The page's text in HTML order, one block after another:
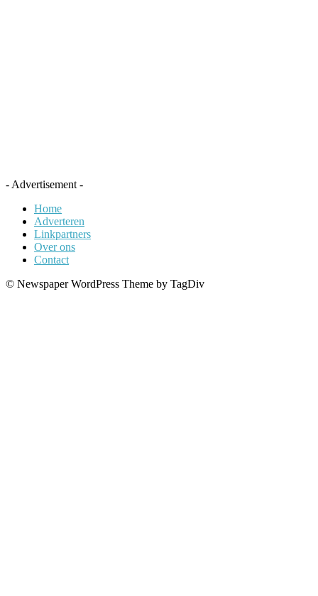
- Advertisement -
Home
Adverteren
Linkpartners
Over ons
Contact
© Newspaper WordPress Theme by TagDiv